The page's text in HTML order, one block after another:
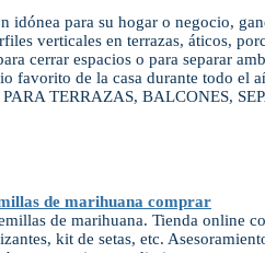
idónea para su hogar o negocio,
verticales en terrazas, áticos,
cerrar espacios o para separar
favorito de la casa durante todo el
TERRAZAS, BALCONES,
de marihuana comprar
de marihuana. Tienda online
kit de setas, etc.